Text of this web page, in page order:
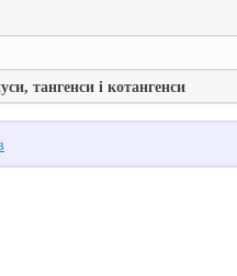
тангенси і котангенси